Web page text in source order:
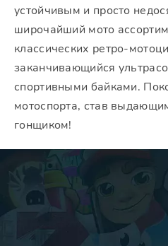
устойчивым и просто
широчайший мото
классических ретро-
заканчивающийся
спортивными байками.
мотоспорта, став
гонщиком!